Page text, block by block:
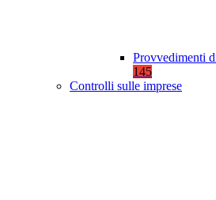
Provvedimenti
145
Controlli sulle imprese